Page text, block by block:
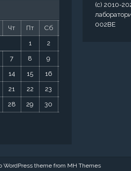
Чт Пт Сб
1 2
7 8 9
14 15 16
21 22 23
28 29 30
(c) 2010-
002BE
WordPress theme from MH Themes